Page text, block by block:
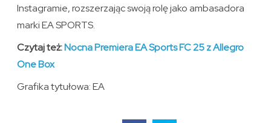
Instagramie, rozszerzając swoją rolę jako ambasadora
marki EA SPORTS.
Czytaj też:Nocna Premiera EA Sports FC 25 z Allegro
One Box
Grafika tytułowa: EA